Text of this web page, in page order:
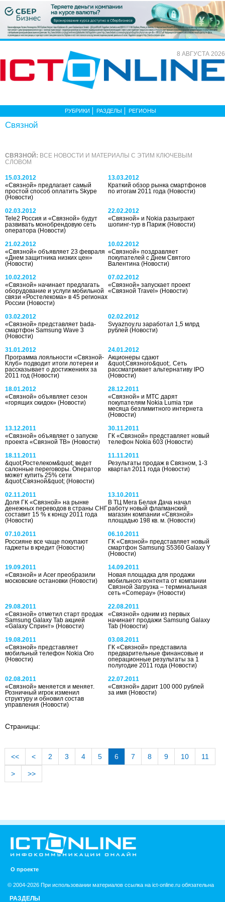
8 АВГУСТА 2026
РУБРИКИ РАЗДЕЛЫ РЕГИОНЫ
Связной
СВЯЗНОЙ: ВСЕ НОВОСТИ И МАТЕРИАЛЫ С ЭТИМ КЛЮЧЕВЫМ
СЛОВОМ
15.03.2012
«Связной» предлагает самый
простой способ оплатить Skype
(Новости)
13.03.2012
Краткий обзор рынка смартфонов
по итогам 2011 года(Новости)
02.03.2012
Tele2 Россия и «Связной» будут
развивать монобрендовую сеть
оператора (Новости)
22.02.2012
«Связной» и Nokia разыграют
шопинг-тур в Париж(Новости)
21.02.2012
«Связной» объявляет 23 февраля
«Днем защитника низких цен»
(Новости)
10.02.2012
«Связной» поздравляет
покупателей с Днем Святого
Валентина(Новости)
10.02.2012
«Связной» начинает предлагать
оборудование и услуги мобильной
связи «Ростелекома» в 45 регионах
России (Новости)
07.02.2012
«Связной» запускает проект
«Связной Travel»(Новости)
03.02.2012
«Связной» представляет bada-
смартфон Samsung Wave 3
(Новости)
02.02.2012
Svyaznoy.ru заработал 1,5 млрд
рублей(Новости)
31.01.2012
Программа лояльности «Связной-
Клуб» подводит итоги лотереи и
рассказывает о достижениях за
2011 год (Новости)
24.01.2012
Акционеры сдают
&quot;Связного&quot;. Сеть
рассматривает альтернативу IPO
(Новости)
18.01.2012
«Связной» объявляет сезон
«горящих скидок» (Новости)
28.12.2011
«Связной» и МТС дарят
покупателям Nokia Lumia три
месяца безлимитного интернета
(Новости)
13.12.2011
«Связной» объявляет о запуске
проекта «Связной ТВ» (Новости)
30.11.2011
ГК «Связной» представляет новый
телефон Nokia 603(Новости)
18.11.2011
&quot;Ростелеком&quot; ведет
салонные переговоры. Оператор
может купить 25% сети
&quot;Связной&quot; (Новости)
11.11.2011
Результаты продаж в Связном, 1-3
квартал 2011 года(Новости)
02.11.2011
Доля ГК «Связной» на рынке
денежных переводов в страны СНГ
составит 15 % к концу 2011 года
(Новости)
13.10.2011
В ТЦ Мега Белая Дача начал
работу новый флагманский
магазин компании «Связной»
площадью 198 кв. м.(Новости)
07.10.2011
Россияне все чаще покупают
гаджеты в кредит (Новости)
06.10.2011
ГК «Связной» представляет новый
смартфон Samsung S5360 Galaxy Y
(Новости)
19.09.2011
«Связной» и Acer преобразили
московские остановки (Новости)
14.09.2011
Новая площадка для продажи
мобильного контента от компании
Связной Загрузка – терминальная
сеть «Comepay»(Новости)
29.08.2011
«Связной» отметил старт продаж
Samsung Galaxy Tab акцией
«Galaxy Спринт» (Новости)
22.08.2011
«Связной» одним из первых
начинает продажи Samsung Galaxy
Tab(Новости)
19.08.2011
«Связной» представляет
мобильный телефон Nokia Oro
(Новости)
03.08.2011
ГК «Связной» представила
предварительные финансовые и
операционные результаты за 1
полугодие 2011 года(Новости)
02.08.2011
«Связной» меняется и меняет.
Розничный игрок изменил
структуру и обновил состав
управления (Новости)
22.07.2011
«Связной» дарит 100 000 рублей
за имя(Новости)
Страницы:
<< < 2 3 4 5 6 7 8 9 10 11
> >>
О проекте
© 2004-2026 При использовании материалов ссылка на ict-online.ru обязательна
РАЗДЕЛЫ